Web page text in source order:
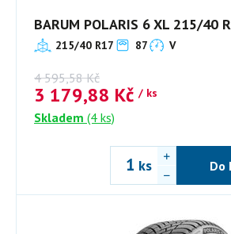
BARUM POLARIS 6 XL 215/40
215/40 R17 87 V
4 595,58 Kč
3 179,88 Kč / ks
Skladem (4 ks)
ks Do